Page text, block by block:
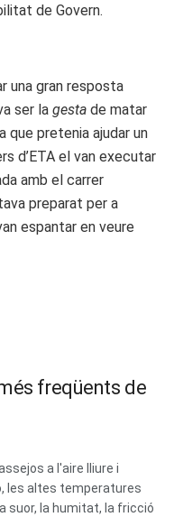
de Govern.
una gran resposta
ser la gesta de matar
que pretenia ajudar un
d’ETA el van executar
amb el carrer
preparat per a
espantar en veure
freqüents de
a l'aire lliure i
les altes temperatures
suor, la humitat, la fricció